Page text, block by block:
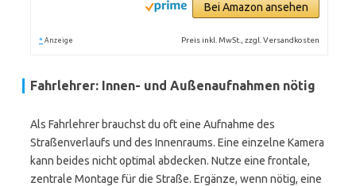
Bei Amazon ansehen
* Anzeige Preis inkl. MwSt., zzgl. Versandkosten
Fahrlehrer: Innen- und Außenaufnahmen nötig
Als Fahrlehrer brauchst du oft eine Aufnahme des
Straßenverlaufs und des Innenraums. Eine einzelne Kamera
kann beides nicht optimal abdecken. Nutze eine frontale,
zentrale Montage für die Straße. Ergänze, wenn nötig, eine